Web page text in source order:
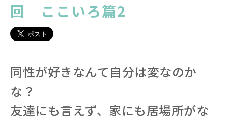
回 ここいろ篇2
同性が好きなんて自分は変なのか
な？
友達にも言えず、家にも居場所がな